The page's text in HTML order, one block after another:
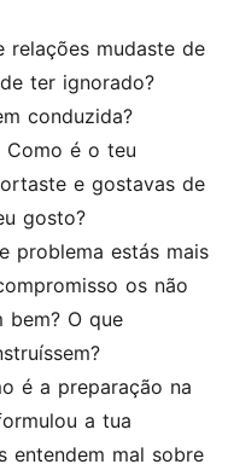
relações mudaste de
ter ignorado?
conduzida?
Como é o teu
e gostavas de
gosto?
problema estás mais
os não
bem? O que
é a preparação na
a tua
entendem mal sobre